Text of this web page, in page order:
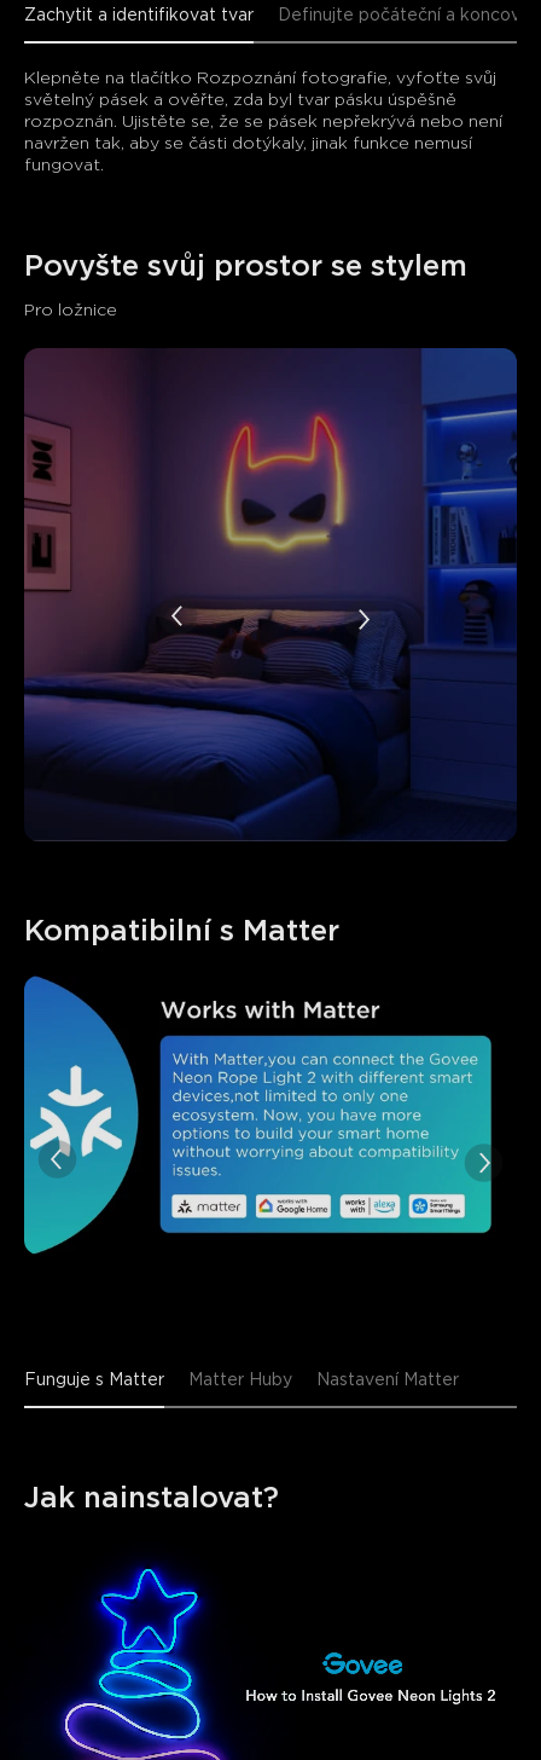
Zachytit a identifikovat tvar Definujte počáteční a koncový
Klepněte na tlačítko Rozpoznání fotografie, vyfoťte svůj
světelný pásek a ověřte, zda byl tvar pásku úspěšně
rozpoznán. Ujistěte se, že se pásek nepřekrývá nebo není
navržen tak, aby se části dotýkaly, jinak funkce nemusí
fungovat.
Povyšte svůj prostor se stylem
Pro ložnice
Kompatibilní s Matter
Funguje s Matter Matter Huby Nastavení Matter
Jak nainstalovat?